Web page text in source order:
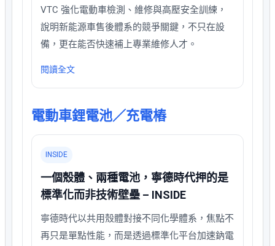
VTC 強化電動車檢測、維修與高壓安全訓練，
說明新能源車售後體系的競爭關鍵，不只在設
備，更在能否快速補上專業維修人才。
閱讀全文
電動車鋰電池／充電樁
INSIDE
一個殼體、兩種電池，寧德時代押的是
標準化而非技術壁壘 – INSIDE
寧德時代以共用殼體對接不同化學體系，焦點不
再只是單點性能，而是透過標準化平台加速鈉電